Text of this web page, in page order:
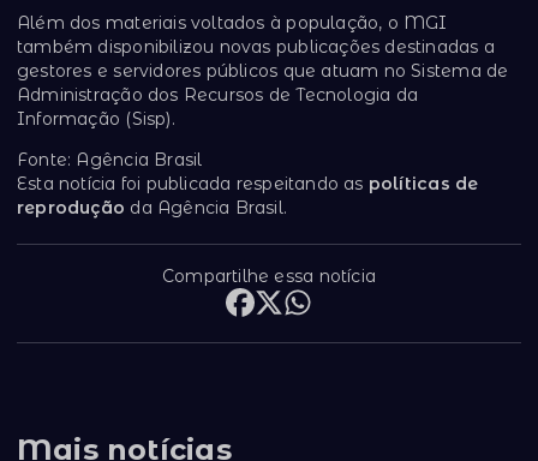
Além dos materiais voltados à população, o MGI
também disponibilizou novas publicações destinadas a
gestores e servidores públicos que atuam no Sistema de
Administração dos Recursos de Tecnologia da
Informação (Sisp).
Fonte: Agência Brasil
Esta notícia foi publicada respeitando as políticas de
reprodução da Agência Brasil.
Compartilhe essa notícia
Mais notícias